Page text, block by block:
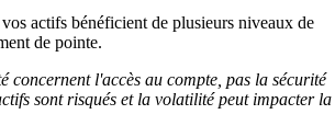
actifs bénéficient de plusieurs niveaux de
de pointe.
concernent l'accès au compte, pas la sécurité
sont risqués et la volatilité peut impacter la